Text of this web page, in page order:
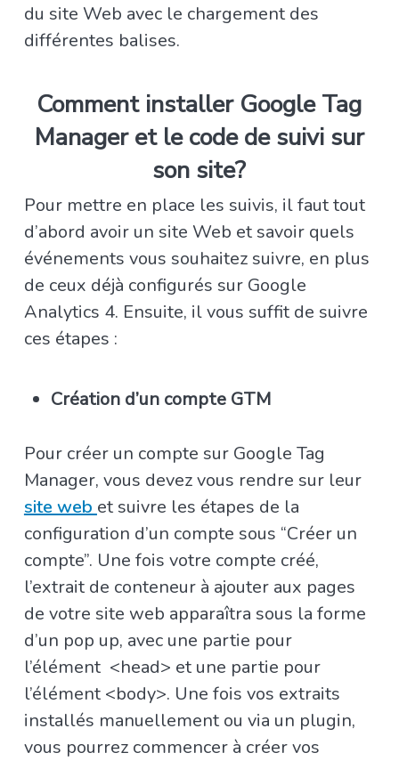
du site Web avec le chargement des
différentes balises.
Comment installer Google Tag
Manager et le code de suivi sur
son site?
Pour mettre en place les suivis, il faut tout
d’abord avoir un site Web et savoir quels
événements vous souhaitez suivre, en plus
de ceux déjà configurés sur Google
Analytics 4. Ensuite, il vous suffit de suivre
ces étapes :
Création d’un compte GTM
Pour créer un compte sur Google Tag
Manager, vous devez vous rendre sur leur
site web et suivre les étapes de la
configuration d’un compte sous “Créer un
compte”. Une fois votre compte créé,
l’extrait de conteneur à ajouter aux pages
de votre site web apparaîtra sous la forme
d’un pop up, avec une partie pour
l’élément <head> et une partie pour
l’élément <body>. Une fois vos extraits
installés manuellement ou via un plugin,
vous pourrez commencer à créer vos